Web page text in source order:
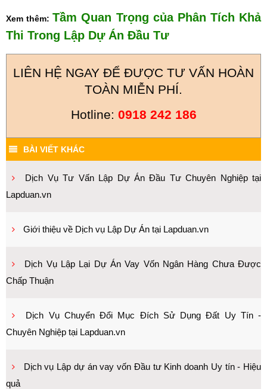
Xem thêm: Tầm Quan Trọng của Phân Tích Khả
Thi Trong Lập Dự Án Đầu Tư
LIÊN HỆ NGAY ĐỂ ĐƯỢC TƯ VẤN HOÀN
TOÀN MIỄN PHÍ.
Hotline: 0918 242 186
BÀI VIẾT KHÁC
Dịch Vụ Tư Vấn Lập Dự Án Đầu Tư Chuyên Nghiệp tại
Lapduan.vn
Giới thiệu về Dịch vụ Lập Dự Án tại Lapduan.vn
Dịch Vụ Lập Lại Dự Án Vay Vốn Ngân Hàng Chưa Được
Chấp Thuận
Dịch Vụ Chuyển Đổi Mục Đích Sử Dụng Đất Uy Tín -
Chuyên Nghiệp tại Lapduan.vn
Dịch vụ Lập dự án vay vốn Đầu tư Kinh doanh Uy tín - Hiệu
quả